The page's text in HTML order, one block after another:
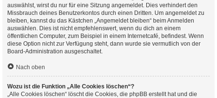
auswählst, wirst du nur für eine Sitzung angemeldet. Dies verhindert den
Missbrauch deines Benutzerkontos durch einen Dritten. Um angemeldet zu
bleiben, kannst du das Kästchen „Angemeldet bleiben“ beim Anmelden
auswählen. Dies ist nicht empfehlenswert, wenn du dich an einem
öffentlichen Computer, zum Beispiel in einem Internetcafé, befindest. Wenn
diese Option nicht zur Verfügung steht, dann wurde sie vermutlich von der
Board-Administration ausgeschaltet.
Nach oben
Wozu ist die Funktion „Alle Cookies löschen“?
„Alle Cookies löschen“ löscht die Cookies, die phpBB erstellt hat und die